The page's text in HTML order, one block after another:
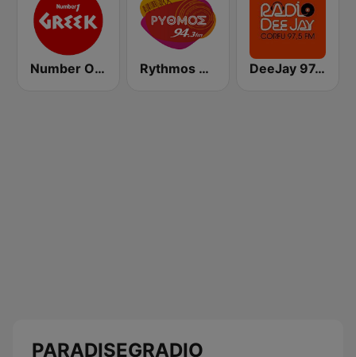
Number One Greek Rythmos 94.3 FM ΡΥΘΜΟΣ ΖΑΚΥΝΘΟΥ DeeJay 97.5 Greece Corfu
PARADISEGRADIO